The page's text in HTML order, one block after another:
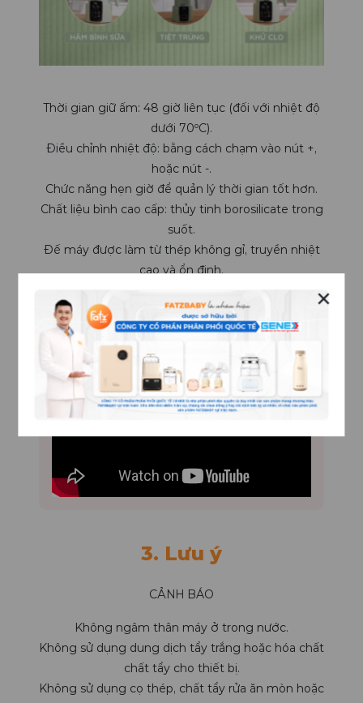
✕
Thời gian giữ ấm: 48 giờ liên tục (đối với nhiệt độ
dưới 70ºC).
Điều chỉnh nhiệt độ: bằng cách chạm vào nút +,
hoặc nút -.
Chức năng hẹn giờ để quản lý thời gian tốt hơn.
Chất liệu bình cao cấp: thủy tinh borosilicate trong
suốt.
Đế máy được làm từ thép không gỉ, truyền nhiệt
cao và ổn định.
2. Hướng dẫn sử dụng
3. Lưu ý
CẢNH BÁO
Không ngâm thân máy ở trong nước.
Không sử dụng dung dịch tẩy trắng hoặc hóa chất
chất tẩy cho thiết bị.
Không sử dụng cọ thép, chất tẩy rửa ăn mòn hoặc